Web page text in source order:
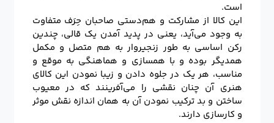
است.
این کالا از مشارکت و هم‌دستی صاحبان حِرَف متفاوت
به وجود می‌آید، یعنی در پدید آمدن یک قالی، چندین
رکن اساسی به طور زنجیروار به هم متصل و مکمل
همدیگر بوده و با همسازی و هماهنگی به موقع و
مناسب، هر یک در جلوه دادن و زیبا نمودن این کالای
هنری آن چنان نقشی را می‌آفرینند که در معیوب
ساختن و بد ترکیب نمودن آن به همان اندازه نقش موثر
و کارسازی دارند.